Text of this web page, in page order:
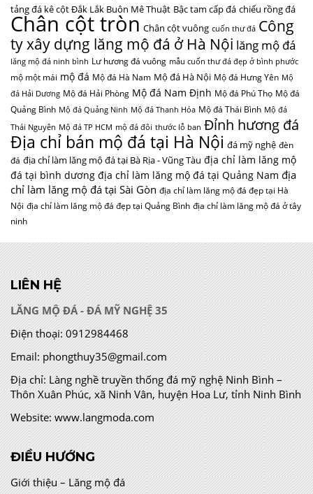
tảng đá kê cột Đắk Lắk Buôn Mê Thuật Bậc tam cấp đá chiếu rồng đá
Chân cột tròn Chân cột vuông cuốn thư đá Công
ty xây dựng lăng mộ đá ở Hà Nội lăng mộ đá
lăng mộ đá ninh bình Lư hương đá vuông mẫu cuốn thư đá đẹp ở bình phước
mộ một mái mộ đá Mộ đá Hà Nam Mộ đá Hà Nội Mộ đá Hưng Yên Mộ
đá Hải Dương Mộ đá Hải Phòng Mộ đá Nam Định Mộ đá Phú Thọ Mộ đá
Quảng Bình Mộ đá Quảng Ninh Mộ đá Thanh Hóa Mộ đá Thái Bình Mộ đá
Thái Nguyên Mộ đá TP HCM mộ đá đôi thước lỗ ban Đỉnh hương đá
Địa chỉ bán mộ đá tại Hà Nội đá mỹ nghệ đèn
đá địa chỉ làm lăng mộ đá tại Bà Rịa - Vũng Tàu địa chỉ làm lăng mộ
đá tại bình dương địa chỉ làm lăng mộ đá tại Quảng Nam địa
chỉ làm lăng mộ đá tại Sài Gòn địa chỉ làm lăng mộ đá đẹp tại Hà
Nội địa chỉ làm lăng mộ đá đẹp tại Quảng Bình địa chỉ làm lăng mộ đá ở tây
ninh
LIÊN HỆ
LĂNG MỘ ĐÁ - ĐÁ MỸ NGHỆ 35
Điện thoại: 0912984468
Email: phongthuy35@gmail.com
Địa chỉ:Làng nghề truyền thống đá mỹ nghệ Ninh Bình –
Thôn Xuân Phúc, xã Ninh Vân, huyện Hoa Lư, tỉnh Ninh Bình
Website: www.langmoda.com
ĐIỀU HƯỚNG
Giới thiệu – Lăng mộ đá